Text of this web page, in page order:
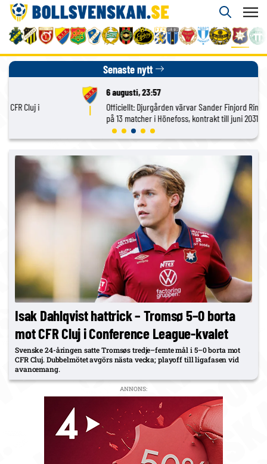
Senaste nytt
6 augusti, 23:57
Officiellt: Djurgården värvar Sander Finjord Ringberg – 15 assist
på 13 matcher i Hönefoss, kontrakt till juni 2031
Isak Dahlqvist hattrick – Tromsø 5–0 borta
mot CFR Cluj i Conference League-kvalet
Svenske 24-åringen satte Tromsøs tredje–femte mål i 5–0 borta mot
CFR Cluj. Dubbelmötet avgörs nästa vecka; playoff till ligafasen vid
avancemang.
ANNONS: